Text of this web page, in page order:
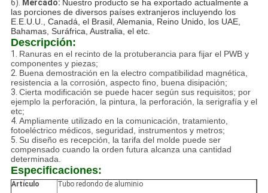
6). Mercado: Nuestro producto se ha exportado actualmente a
las porciones de diversos países extranjeros incluyendo los
E.E.U.U., Canadá, el Brasil, Alemania, Reino Unido, los UAE,
Bahamas, Suráfrica, Australia, el etc.
Descripción:
1. Ranuras en el recinto de la protuberancia para fijar el PWB y
componentes y piezas;
2. Buena demostración en la electro compatibilidad magnética,
resistencia a la corrosión, aspecto fino, buena disipación;
3. Cierta modificación se puede hacer según sus requisitos; por
ejemplo la perforación, la pintura, la perforación, la serigrafía y el
etc;
4. Ampliamente utilizado en la comunicación, tratamiento,
fotoeléctrico médicos, seguridad, instrumentos y metros;
5. Su diseño es recepción, la tarifa del molde puede ser
compensado cuando la orden futura alcanza una cantidad
determinada.
Especificaciones:
Artículo Tubo redondo de aluminio